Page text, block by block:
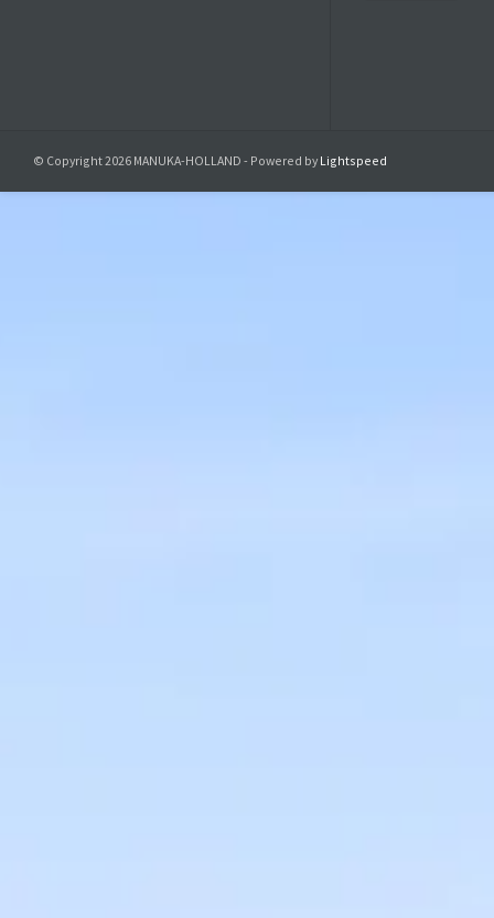
© Copyright 2026 MANUKA-HOLLAND - Powered by Lightspeed